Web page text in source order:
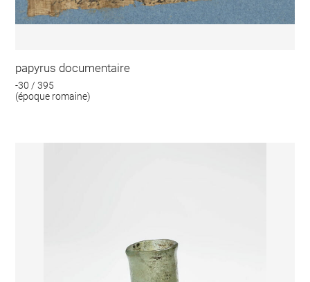
papyrus documentaire
-30 / 395
(époque romaine)